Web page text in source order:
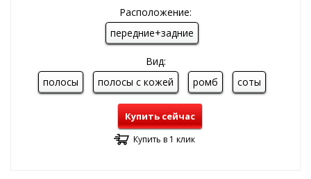
Расположение:
передние+задние
Вид:
полосы
полосы с кожей ромб соты
Купить сейчас
Купить в 1 клик